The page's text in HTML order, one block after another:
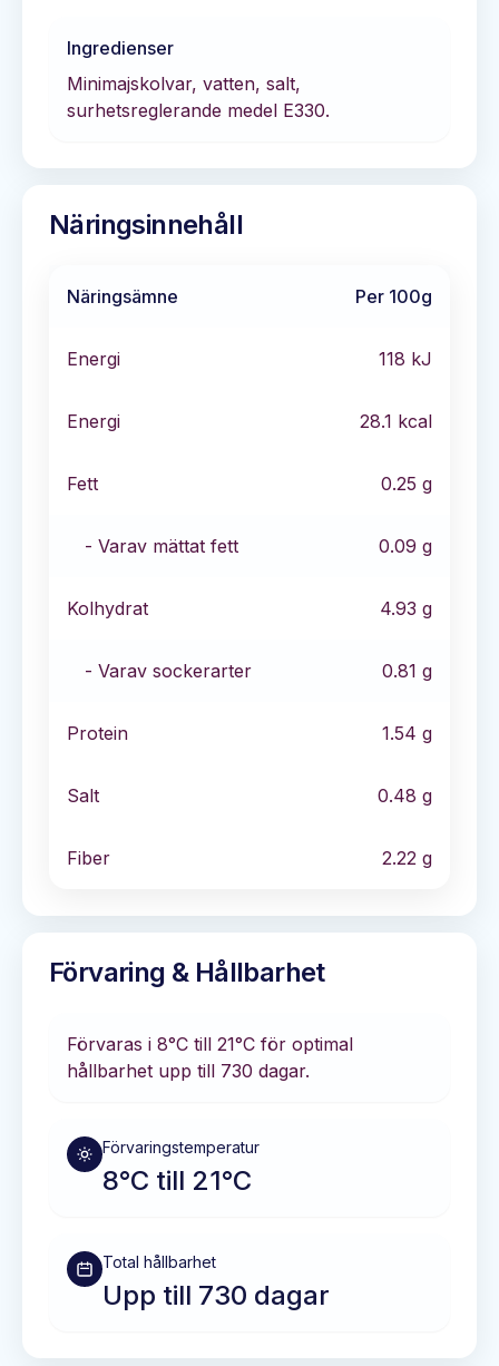
Ingredienser
Minimajskolvar, vatten, salt,
surhetsreglerande medel E330.
Näringsinnehåll
Näringsämne Per 100g
Energi 118 kJ
Energi 28.1 kcal
Fett 0.25 g
- Varav mättat fett 0.09 g
Kolhydrat 4.93 g
- Varav sockerarter 0.81 g
Protein 1.54 g
Salt 0.48 g
Fiber 2.22 g
Förvaring & Hållbarhet
Förvaras i 8°C till 21°C för optimal
hållbarhet upp till 730 dagar.
Förvaringstemperatur
8°C till 21°C
Total hållbarhet
Upp till 730 dagar